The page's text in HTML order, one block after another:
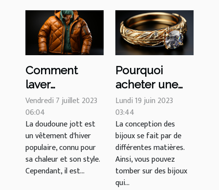
Comment
laver
efficacement
sa doudoune
Jott et
préserver sa
qualité ?
Vendredi 7 juillet 2023
06:04
La doudoune jott est
un vêtement d'hiver
populaire, connu pour
sa chaleur et son style.
Cependant, il est...
Pourquoi
acheter une
bague
plaquée en or
?
Lundi 19 juin 2023
03:44
La conception des
bijoux se fait par de
différentes matières.
Ainsi, vous pouvez
tomber sur des bijoux
qui...